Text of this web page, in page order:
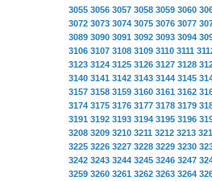
3055 3056 3057 3058 3059 3060
3072 3073 3074 3075 3076 3077
3089 3090 3091 3092 3093 3094
3106 3107 3108 3109 3110 3111
3123 3124 3125 3126 3127 3128
3140 3141 3142 3143 3144 3145
3157 3158 3159 3160 3161 3162
3174 3175 3176 3177 3178 3179
3191 3192 3193 3194 3195 3196
3208 3209 3210 3211 3212 3213
3225 3226 3227 3228 3229 3230
3242 3243 3244 3245 3246 3247
3259 3260 3261 3262 3263 3264